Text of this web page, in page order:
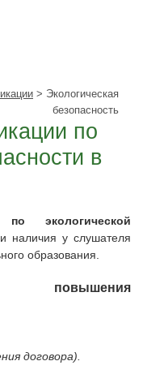
> Экологическая
безопасность
по
в
по экологической
наличия у слушателя
образования.
повышения
договора).